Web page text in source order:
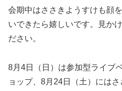
会期中はささきようすけも顔
いできたら嬉しいです。見か
ださい。
8月4日（日）は参加型ライブ
ョップ、8月24日（土）には